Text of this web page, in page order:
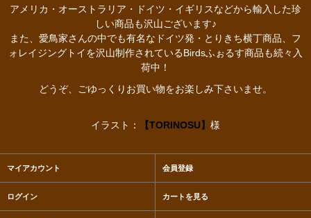
アメリカ・オーストラリア・ドイツ・イギリスなどから輸入した珍
しい商品も沢山ございます♪
また、愛鳥家さんの中でも有名なドイツ発・とりきち横丁商品、フ
ォレイジングトイを沢山制作されているBirdsふぉるす商品も続々入
荷中！
どうぞ、ごゆっくりお買い物をお楽しみ下さいませ。
イラスト： 【TORINOSU】 様
マイアカウント 会員登録
ログイン カートを見る